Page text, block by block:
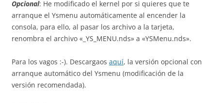
Opcional: He modificado el kernel por si quieres que te
arranque el Ysmenu automáticamente al encender la
consola, para ello, al pasar los archivo a la tarjeta,
renombra el archivo «_YS_MENU.nds» a «YSMenu.nds».
Para los vagos :-). Descargaos aquí, la versión opcional con
arranque automático del Ysmenu (modificación de la
versión recomendada).